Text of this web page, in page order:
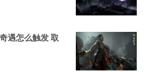
遇怎么触发 取